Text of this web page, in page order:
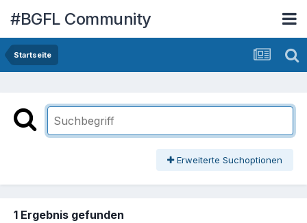
#BGFL Community
Startseite
Erweiterte Suchoptionen
1 Ergebnis gefunden